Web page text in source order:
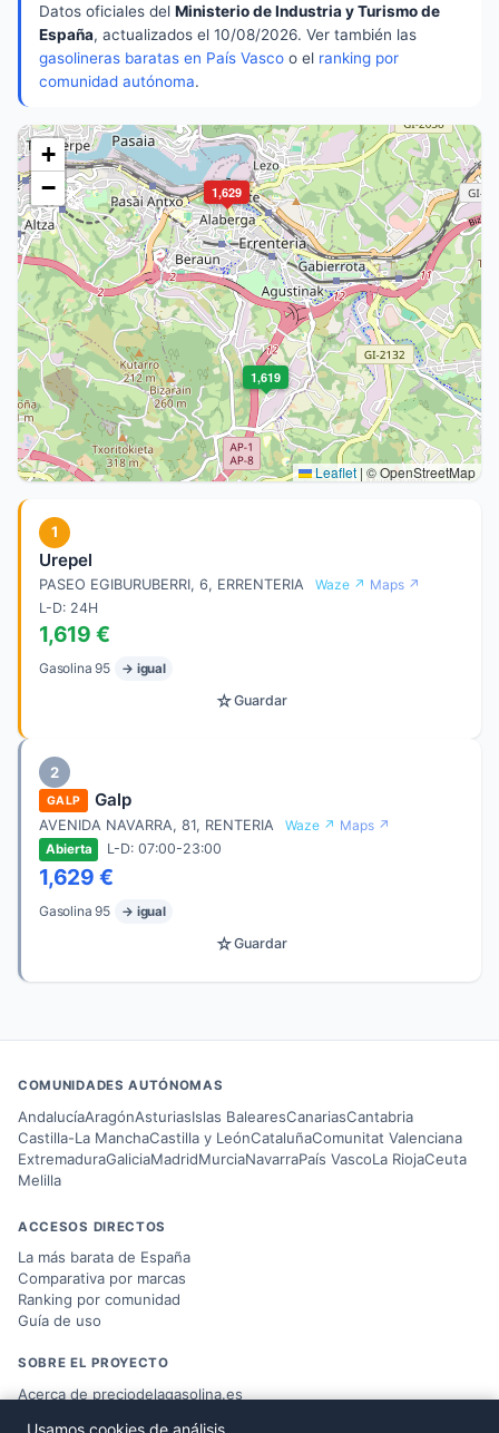
Datos oficiales del Ministerio de Industria y Turismo de
España, actualizados el 10/08/2026. Ver también las
gasolineras baratas en País Vasco o el ranking por
comunidad autónoma.
1,619
1,629
+
−
Leaflet | © OpenStreetMap
1
Urepel
PASEO EGIBURUBERRI, 6, ERRENTERIA Waze ↗ Maps ↗
L-D: 24H
1,619 €
Gasolina 95 → igual
☆Guardar
2
GALP Galp
AVENIDA NAVARRA, 81, RENTERIA Waze ↗ Maps ↗
Abierta L-D: 07:00-23:00
1,629 €
Gasolina 95 → igual
☆Guardar
COMUNIDADES AUTÓNOMAS
AndalucíaAragónAsturiasIslas BalearesCanariasCantabria
Castilla-La ManchaCastilla y LeónCataluñaComunitat Valenciana
ExtremaduraGaliciaMadridMurciaNavarraPaís VascoLa RiojaCeuta
Melilla
ACCESOS DIRECTOS
La más barata de España
Comparativa por marcas
Ranking por comunidad
Guía de uso
SOBRE EL PROYECTO
Acerca de preciodelagasolina.es
Usamos cookies de análisis